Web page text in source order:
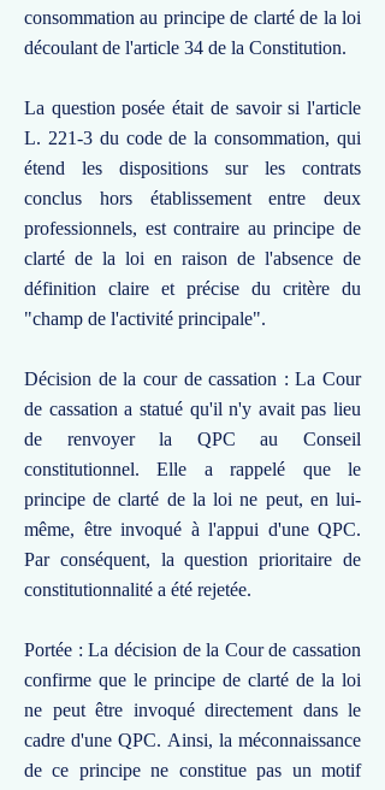
consommation au principe de clarté de la loi
découlant de l'article 34 de la Constitution.
La question posée était de savoir si l'article
L. 221-3 du code de la consommation, qui
étend les dispositions sur les contrats
conclus hors établissement entre deux
professionnels, est contraire au principe de
clarté de la loi en raison de l'absence de
définition claire et précise du critère du
"champ de l'activité principale".
Décision de la cour de cassation : La Cour
de cassation a statué qu'il n'y avait pas lieu
de renvoyer la QPC au Conseil
constitutionnel. Elle a rappelé que le
principe de clarté de la loi ne peut, en lui-
même, être invoqué à l'appui d'une QPC.
Par conséquent, la question prioritaire de
constitutionnalité a été rejetée.
Portée : La décision de la Cour de cassation
confirme que le principe de clarté de la loi
ne peut être invoqué directement dans le
cadre d'une QPC. Ainsi, la méconnaissance
de ce principe ne constitue pas un motif